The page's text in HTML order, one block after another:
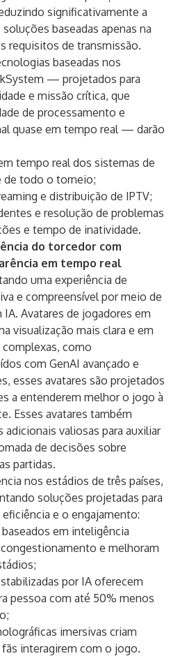
significativamente a
baseadas apenas na
requisitos de transmissão.
baseadas nos
— projetados para
e missão crítica, que
de processamento e
quase em tempo real — darão
tempo real dos sistemas de
de todo o torneio;
e distribuição de IPTV;
e resolução de problemas
e tempo de inatividade.
do torcedor com
em tempo real
uma experiência de
e compreensível por meio de
Avatares de jogadores em
visualização mais clara e em
como
com GenAI avançado e
esses avatares são projetados
a entenderem melhor o jogo à
Esses avatares também
valiosas para auxiliar
de decisões sobre
partidas.
nos estádios de três países,
soluções projetadas para
e o engajamento:
em inteligência
e melhoram
por IA oferecem
pessoa com até 50% menos
imersivas criam
interagirem com o jogo.